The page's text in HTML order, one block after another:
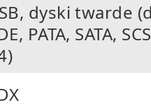
dyski twarde
PATA, SATA,